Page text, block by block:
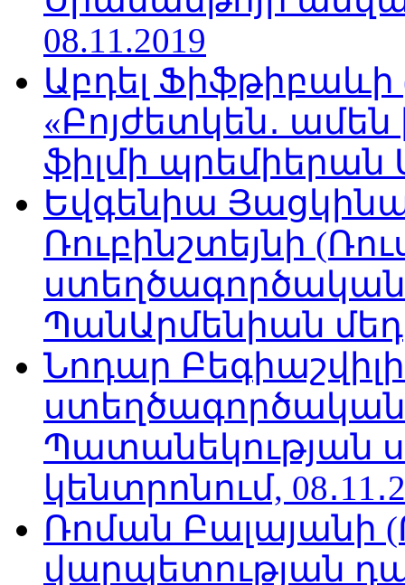
08.11.2019
Աբդել
«Բոյժետկեն․
ֆիլմի պրեմիերան
Եվգենիա
Ռուբինշտեյնի
ՊանԱրմենիան
Նոդար
Պատանեկության
կենտրոնում,
Ռոման Բալայանի
վարպետության